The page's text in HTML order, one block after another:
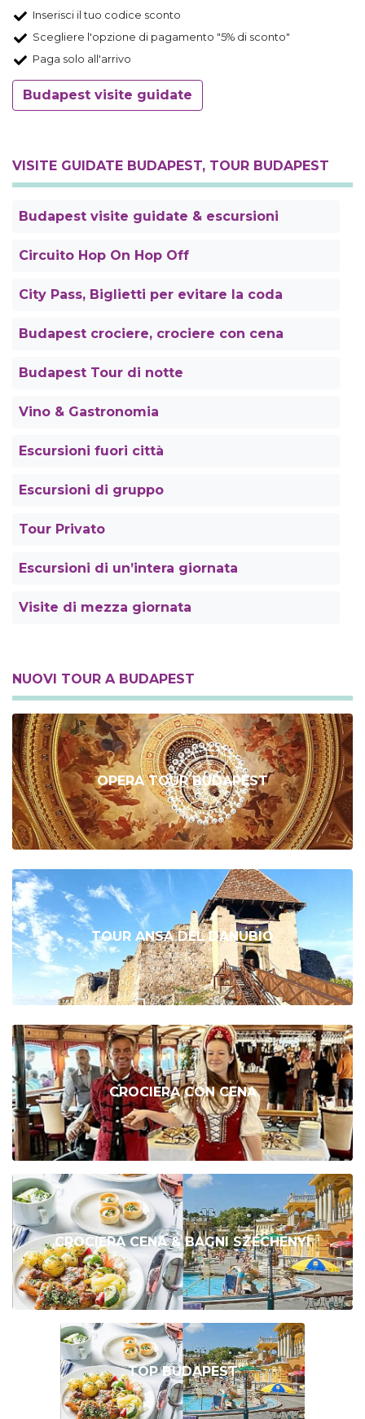
Inserisci il tuo codice sconto
Scegliere l'opzione di pagamento "5% di sconto"
Paga solo all'arrivo
Budapest visite guidate
VISITE GUIDATE BUDAPEST, TOUR BUDAPEST
Budapest visite guidate & escursioni
Circuito Hop On Hop Off
City Pass, Biglietti per evitare la coda
Budapest crociere, crociere con cena
Budapest Tour di notte
Vino & Gastronomia
Escursioni fuori città
Escursioni di gruppo
Tour Privato
Escursioni di un’intera giornata
Visite di mezza giornata
NUOVI TOUR A BUDAPEST
OPERA TOUR BUDAPEST
TOUR ANSA DEL DANUBIO
CROCIERA CON CENA
CROCIERA CENA & BAGNI SZÉCHENYI
TOP BUDAPEST